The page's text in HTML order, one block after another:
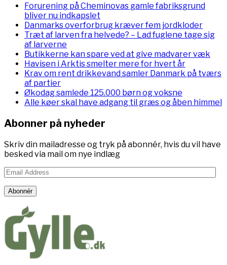
Forurening på Cheminovas gamle fabriksgrund
bliver nu indkapslet
Danmarks overforbrug kræver fem jordkloder
Træt af larven fra helvede? – Lad fuglene tage sig
af larverne
Butikkerne kan spare ved at give madvarer væk
Havisen i Arktis smelter mere for hvert år
Krav om rent drikkevand samler Danmark på tværs
af partier
Økodag samlede 125.000 børn og voksne
Alle køer skal have adgang til græs og åben himmel
Abonner på nyheder
Skriv din mailadresse og tryk på abonnér, hvis du vil have
besked via mail om nye indlæg
Email
Address
Abonnér